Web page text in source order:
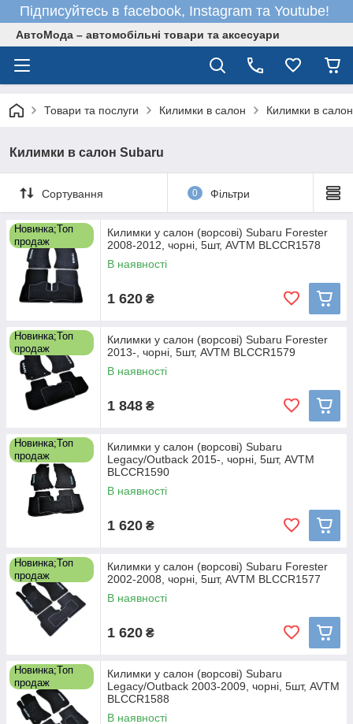
Підписуйтесь в facebook, Instagram та Youtube!
АвтоМода – автомобільні товари та аксесуари
Товари та послуги Килимки в салон Килимки в
Килимки в салон Subaru
Сортування 0 Фільтри
Новинка;Топ
продаж
Килимки у салон (ворсові) Subaru Forester
2008-2012, чорні, 5шт, AVTM BLCCR1578
В наявності
1 620 ₴
Новинка;Топ
продаж
Килимки у салон (ворсові) Subaru Forester
2013-, чорні, 5шт, AVTM BLCCR1579
В наявності
1 848 ₴
Новинка;Топ
продаж
Килимки у салон (ворсові) Subaru
Legacy/Outback 2015-, чорні, 5шт, AVTM
BLCCR1590
В наявності
1 620 ₴
Новинка;Топ
продаж
Килимки у салон (ворсові) Subaru Forester
2002-2008, чорні, 5шт, AVTM BLCCR1577
В наявності
1 620 ₴
Новинка;Топ
продаж
Килимки у салон (ворсові) Subaru
Legacy/Outback 2003-2009, чорні, 5шт, AVTM
BLCCR1588
В наявності